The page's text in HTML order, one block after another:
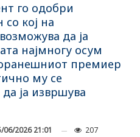
го одобри
кој на
да ја
најмногу осум
премиер
му се
ја извршува
06/2026 21:01 207